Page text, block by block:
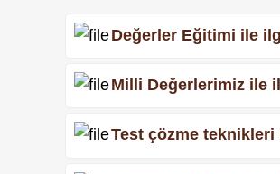
Değerler Eğitimi ile
Milli Değerlerimiz ile
Test çözme